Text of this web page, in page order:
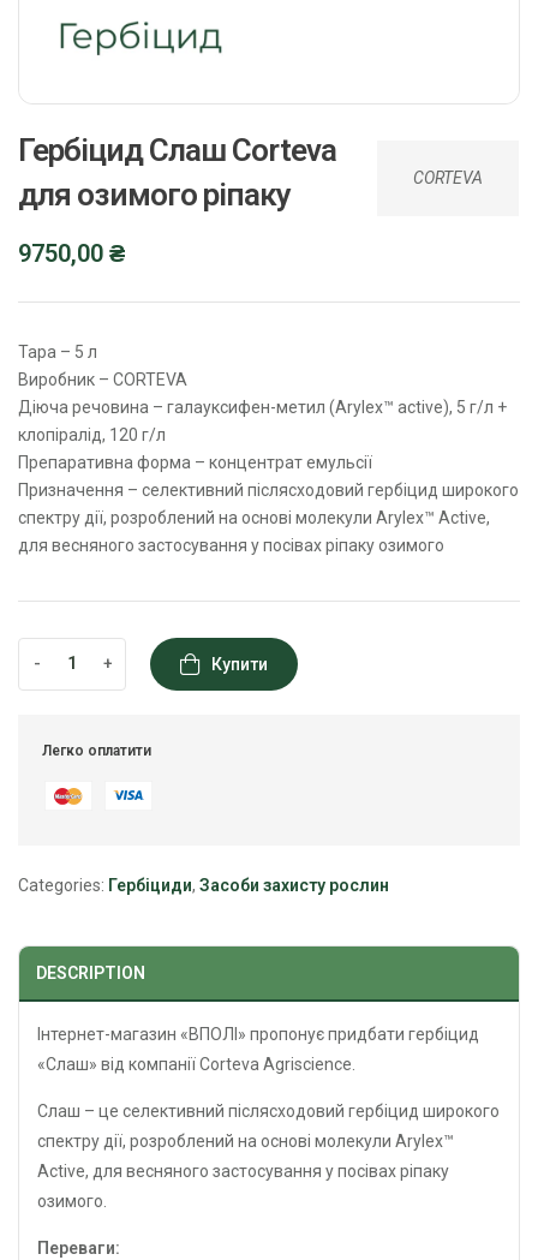
CORTEVA
Гербіцид Слаш Corteva
для озимого ріпаку
9750,00 ₴
Тара – 5 л
Виробник – CORTEVA
Діюча речовина – галауксифен-метил (Arylex™ active), 5 г/л +
клопіралід, 120 г/л
Препаративна форма – концентрат емульсії
Призначення – cелективний післясходовий гербіцид широкого
спектру дії, розроблений на основі молекули Arylex™ Аctive,
для весняного застосування у посівах ріпаку озимого
- + Купити
Легко оплатити
Categories: Гербіциди, Засоби захисту рослин
DESCRIPTION
Інтернет-магазин «ВПОЛІ» пропонує придбати гербіцид
«Слаш» від компанії Corteva Agriscience.
Слаш – це селективний післясходовий гербіцид широкого
спектру дії, розроблений на основі молекули Arylex™
Аctive, для весняного застосування у посівах ріпаку
озимого.
Переваги: